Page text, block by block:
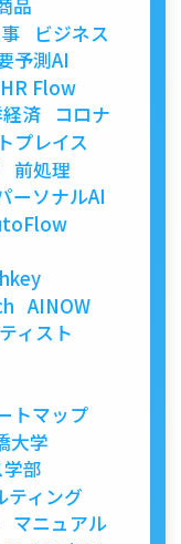
品
ビジネス
予測AI
HR Flow
済
コロナ
プレイス
前処理
ーソナルAI
AINOW
ィスト
トマップ
大学
部
ティング
マニュアル